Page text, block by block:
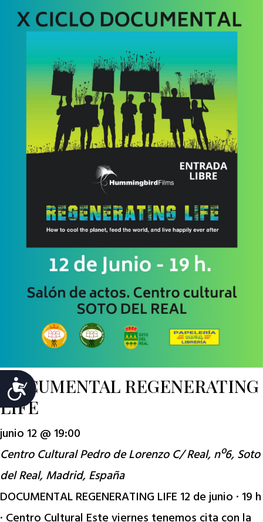
Accesibilidad
DOCUMENTAL REGENERATING
LIFE
junio 12 @ 19:00
Centro Cultural Pedro de LorenzoC/ Real, nº6, Soto
del Real, Madrid, España
DOCUMENTAL REGENERATING LIFE 12 de junio · 19 h